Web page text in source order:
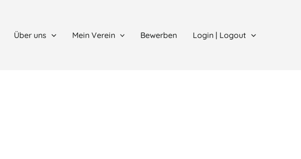
Über uns Mein Verein Bewerben Login | Logout